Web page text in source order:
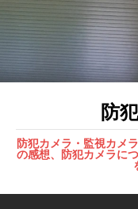
防
防犯カメラ・監視カメ
の感想、防犯カメラに